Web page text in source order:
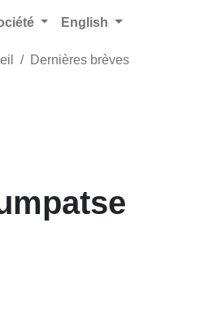
English
Dernières brèves